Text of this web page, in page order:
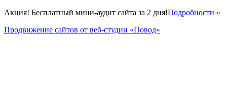
Акция! Бесплатный мини-аудит сайта за 2 дня!Подробности »
Продвижение сайтов от веб-студии «Повод»